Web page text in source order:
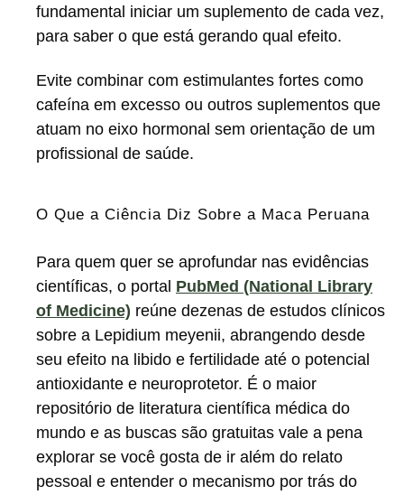
fundamental iniciar um suplemento de cada vez,
para saber o que está gerando qual efeito.
Evite combinar com estimulantes fortes como
cafeína em excesso ou outros suplementos que
atuam no eixo hormonal sem orientação de um
profissional de saúde.
O Que a Ciência Diz Sobre a Maca Peruana
Para quem quer se aprofundar nas evidências
científicas, o portal PubMed (National Library
of Medicine) reúne dezenas de estudos clínicos
sobre a Lepidium meyenii, abrangendo desde
seu efeito na libido e fertilidade até o potencial
antioxidante e neuroprotetor. É o maior
repositório de literatura científica médica do
mundo e as buscas são gratuitas vale a pena
explorar se você gosta de ir além do relato
pessoal e entender o mecanismo por trás do